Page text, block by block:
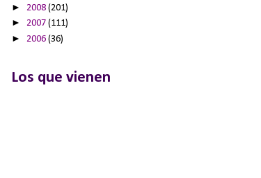
► 2008 (201)
► 2007 (111)
► 2006 (36)
Los que vienen